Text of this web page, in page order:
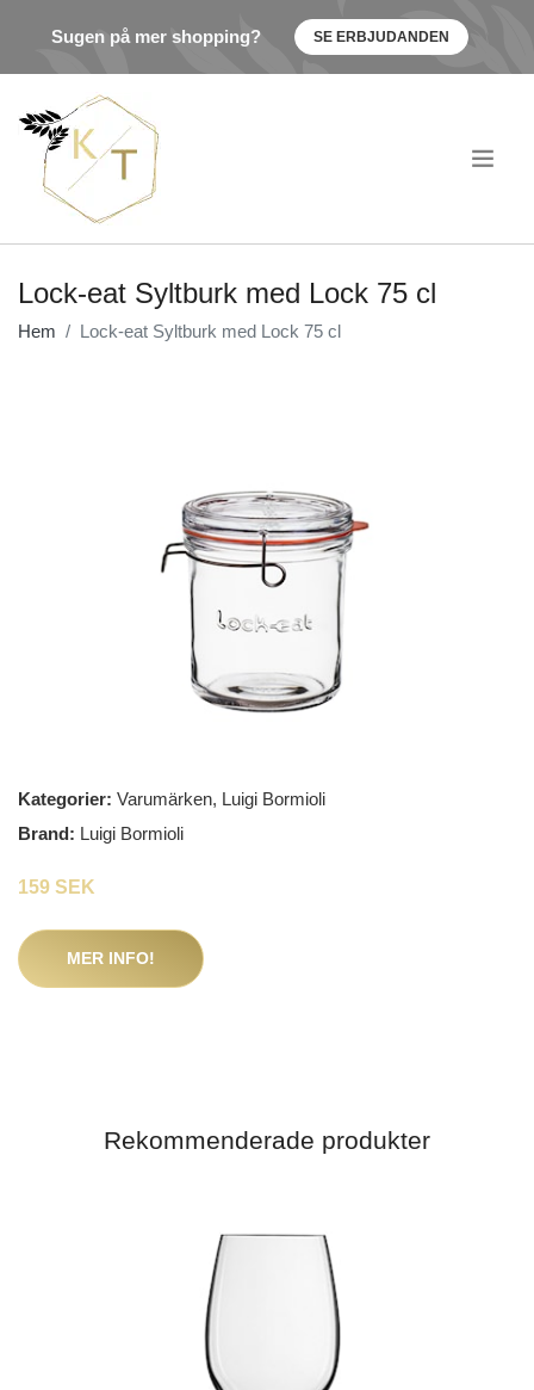
Sugen på mer shopping? SE ERBJUDANDEN
Lock-eat Syltburk med Lock 75 cl
Hem Lock-eat Syltburk med Lock 75 cl
Kategorier: Varumärken, Luigi Bormioli
Brand: Luigi Bormioli
159 SEK
MER INFO!
Rekommenderade produkter